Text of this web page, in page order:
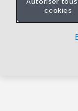
Autoriser tous
cookies